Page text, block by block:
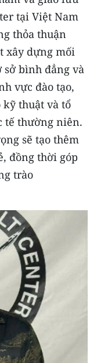
tại Việt Nam
thỏa thuận
xây dựng mối
sở bình đẳng và
vực đào tạo,
thuật và tổ
tế thường niên.
sẽ tạo thêm
đồng thời góp
trào